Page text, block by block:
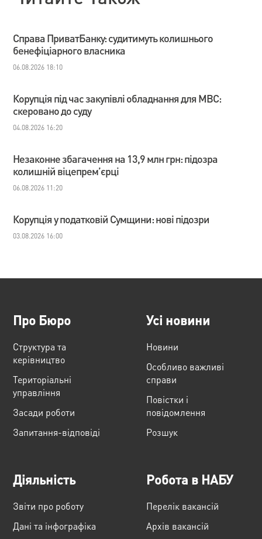
Справа ПриватБанку: судитимуть колишнього
бенефіціарного власника
06.08.2026 18:10
Корупція під час закупівлі обладнання для МВС:
скеровано до суду
04.08.2026 16:20
Незаконне збагачення на 13,9 млн грн: підозра
колишній віцепрем’єрці
06.08.2026 11:20
Корупція у податковій Сумщини: нові підозри
03.08.2026 16:00
Про Бюро
Структура та
керівництво
Територіальні
управління
Засади роботи
Запитання-відповіді
Усі новини
Новини
Особливо важливі
справи
Повістки і
повідомлення
Розшук
Діяльність
Звіти про роботу
Дані та інфографіка
Робота в НАБУ
Перелік вакансій
Архів вакансій